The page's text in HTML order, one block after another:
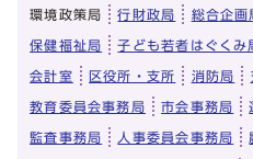
環境政策局 行財政局 総合企画
保健福祉局 子ども若者はぐくみ
会計室 区役所・支所 消防局
教育委員会事務局 市会事務局
監査事務局 人事委員会事務局